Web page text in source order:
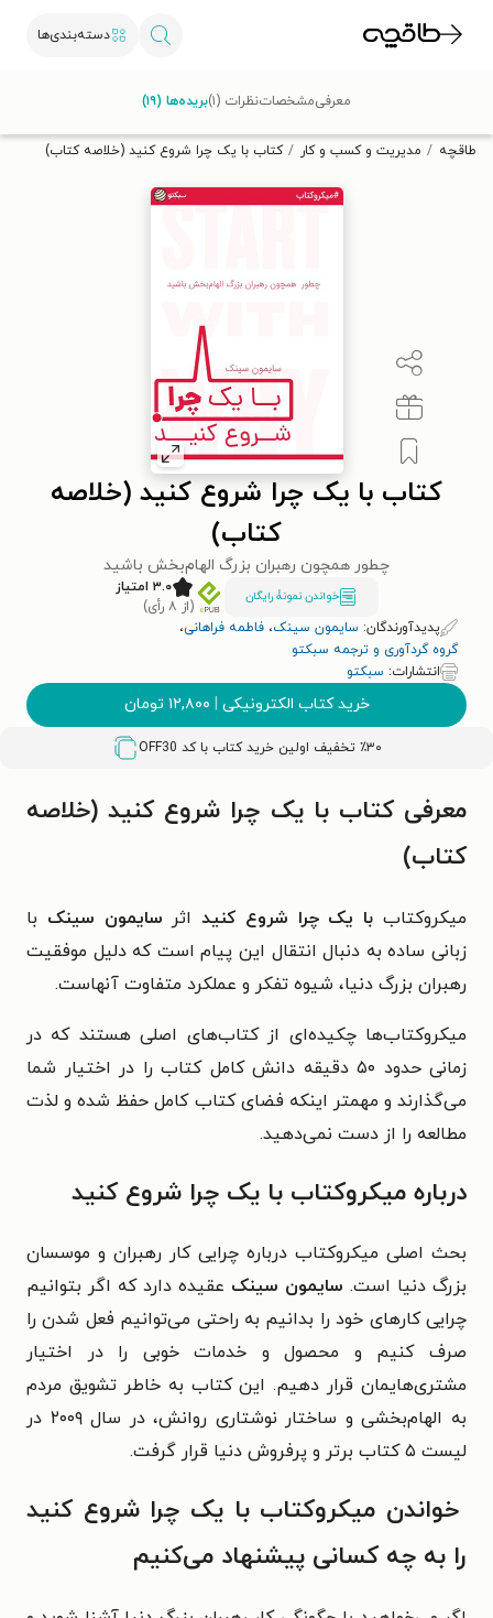
دسته‌بندی‌ها
تخفیف از طاقچه دریافت کن.
طاقچه مدیریت و کسب و کار کتاب با یک چرا شروع کنید (خلاصه کتاب)
کتاب با یک چرا شروع کنید (خلاصه
کتاب)
چطور همچون رهبران بزرگ الهام‌بخش باشید
خواندن نمونۀ رایگان
۳.۰ امتیاز
(از ۸ رأی)
پدیدآورندگان: سایمون سینک، فاطمه فراهانی،
گروه گردآوری و ترجمه سبکتو
انتشارات: سبکتو
خرید کتاب الکترونیکی | ۱۲,۸۰۰ تومان
٪۳۰ تخفیف اولین خرید کتاب با کد OFF30
معرفیمشخصاتنظرات (۱) بریده‌ها (۱۹)
معرفی کتاب با یک چرا شروع کنید (خلاصه
کتاب)
میکروکتاب با یک چرا شروع کنیداثر سایمون سینک با
زبانی ساده به دنبال انتقال این پیام است که دلیل موفقیت
رهبران بزرگ دنیا، شیوه تفکر و عملکرد متفاوت آنهاست.
میکروکتاب‌ها چکیده‌ای از کتاب‌های اصلی هستند که در
زمانی حدود ۵۰ دقیقه دانش کامل کتاب را در اختیار شما
می‌گذارند و مهمتر اینکه فضای کتاب کامل حفظ شده و لذت
مطالعه را از دست نمی‌دهید.
درباره میکروکتاب با یک چرا شروع کنید
بحث اصلی میکروکتاب درباره چرایی کار رهبران و موسسان
بزرگ دنیا است. سایمون سینک عقیده دارد که اگر بتوانیم
چرایی کارهای خود را بدانیم به راحتی می‌توانیم فعل شدن را
صرف کنیم و محصول و خدمات خوبی را در اختیار
مشتری‌هایمان قرار دهیم. این کتاب به خاطر تشویق مردم
به ‌الهام‌بخشی و ساختار نوشتاری روانش، در سال ۲۰۰۹ در
لیست ۵ کتاب برتر و پرفروش دنیا قرار گرفت.
خواندن میکروکتاب با یک چرا شروع کنید
را به چه کسانی پیشنهاد می‌کنیم